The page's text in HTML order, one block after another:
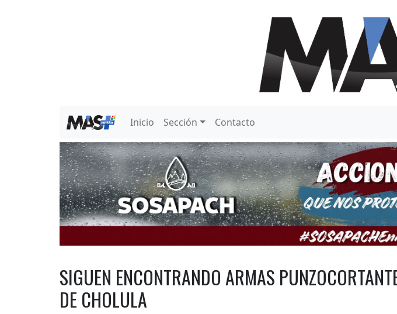
Inicio Sección Contacto
SIGUEN ENCONTRANDO ARMAS
DE CHOLULA